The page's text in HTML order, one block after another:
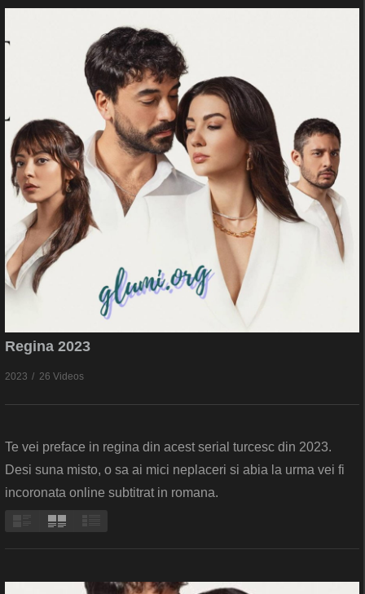
Regina 2023
2023 26 Videos
Te vei preface in regina din acest serial turcesc din 2023.
Desi suna misto, o sa ai mici neplaceri si abia la urma vei fi
incoronata online subtitrat in romana.